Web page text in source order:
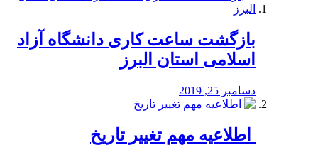
بازگشت ساعت کاری دانشگاه آزاد
اسلامی استان البرز
دسامبر 25, 2019
️ اطلاعیه مهم تغییر تاریخ